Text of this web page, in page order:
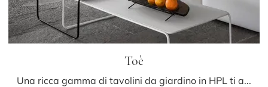
Toè
Una ricca gamma di tavolini da giardino in HPL ti attende nel nostro punto vendita: clicca e scopri il modello Toè di LaPalma.